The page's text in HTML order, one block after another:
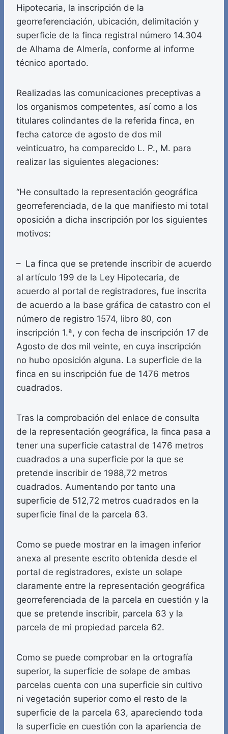
Hipotecaria, la inscripción de la
georreferenciación, ubicación, delimitación y
superficie de la finca registral número 14.304
de Alhama de Almería, conforme al informe
técnico aportado.
Realizadas las comunicaciones preceptivas a
los organismos competentes, así como a los
titulares colindantes de la referida finca, en
fecha catorce de agosto de dos mil
veinticuatro, ha comparecido L. P., M. para
realizar las siguientes alegaciones:
“He consultado la representación geográfica
georreferenciada, de la que manifiesto mi total
oposición a dicha inscripción por los siguientes
motivos:
– La finca que se pretende inscribir de acuerdo
al artículo 199 de la Ley Hipotecaria, de
acuerdo al portal de registradores, fue inscrita
de acuerdo a la base gráfica de catastro con el
número de registro 1574, libro 80, con
inscripción 1.ª, y con fecha de inscripción 17 de
Agosto de dos mil veinte, en cuya inscripción
no hubo oposición alguna. La superficie de la
finca en su inscripción fue de 1476 metros
cuadrados.
Tras la comprobación del enlace de consulta
de la representación geográfica, la finca pasa a
tener una superficie catastral de 1476 metros
cuadrados a una superficie por la que se
pretende inscribir de 1988,72 metros
cuadrados. Aumentando por tanto una
superficie de 512,72 metros cuadrados en la
superficie final de la parcela 63.
Como se puede mostrar en la imagen inferior
anexa al presente escrito obtenida desde el
portal de registradores, existe un solape
claramente entre la representación geográfica
georreferenciada de la parcela en cuestión y la
que se pretende inscribir, parcela 63 y la
parcela de mi propiedad parcela 62.
Como se puede comprobar en la ortografía
superior, la superficie de solape de ambas
parcelas cuenta con una superficie sin cultivo
ni vegetación superior como el resto de la
superficie de la parcela 63, apareciendo toda
la superficie en cuestión con la apariencia de